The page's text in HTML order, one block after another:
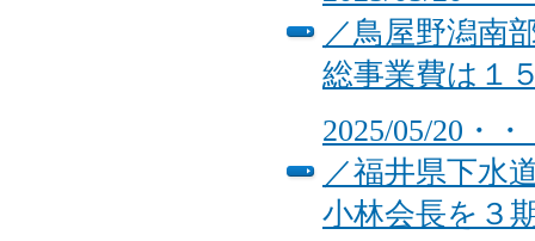
／鳥屋野潟南
総事業費は１
2025/05/20・
／福井県下水
小林会長を３